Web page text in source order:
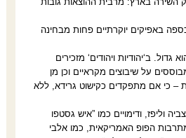
באפיקים יוקרתיים פחות מבחינה
ב‘יהודיות ויהודים‘ מזכירים
על שיבוצים מקראיים וכן מן
– כי אם מתפקדים כקישוט גרידא, ללא
וליפז, ודימויים כמו ”איש גסטפו
הפופ האמריקאית, כמו אלבי